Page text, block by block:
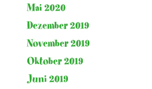
Mai 2020
Dezember 2019
November 2019
Oktober 2019
Juni 2019